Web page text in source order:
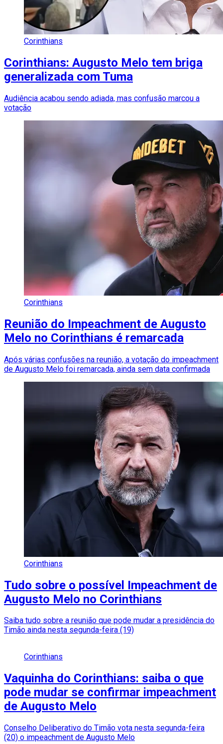
Corinthians
Corinthians: Augusto Melo tem briga
generalizada com Tuma
Audiência acabou sendo adiada, mas confusão marcou a
votação
Corinthians
Reunião do Impeachment de Augusto
Melo no Corinthians é remarcada
Após várias confusões na reunião, a votação do impeachment
de Augusto Melo foi remarcada, ainda sem data confirmada
Corinthians
Tudo sobre o possível Impeachment de
Augusto Melo no Corinthians
Saiba tudo sobre a reunião que pode mudar a presidência do
Timão ainda nesta segunda-feira (19)
Corinthians
Vaquinha do Corinthians: saiba o que
pode mudar se confirmar impeachment
de Augusto Melo
Conselho Deliberativo do Timão vota nesta segunda-feira
(20) o impeachment de Augusto Melo